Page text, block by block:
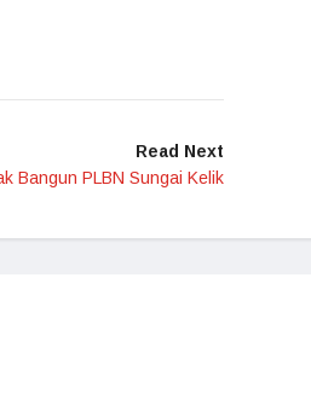
Read Next
Bangun PLBN Sungai Kelik